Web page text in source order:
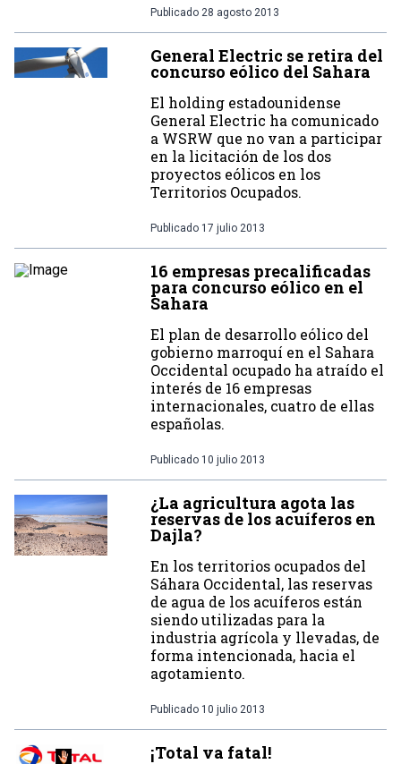
Publicado 28 agosto 2013
General Electric se retira del
concurso eólico del Sahara
El holding estadounidense
General Electric ha comunicado
a WSRW que no van a participar
en la licitación de los dos
proyectos eólicos en los
Territorios Ocupados.
Publicado 17 julio 2013
16 empresas precalificadas
para concurso eólico en el
Sahara
El plan de desarrollo eólico del
gobierno marroquí en el Sahara
Occidental ocupado ha atraído el
interés de 16 empresas
internacionales, cuatro de ellas
españolas.
Publicado 10 julio 2013
¿La agricultura agota las
reservas de los acuíferos en
Dajla?
En los territorios ocupados del
Sáhara Occidental, las reservas
de agua de los acuíferos están
siendo utilizadas para la
industria agrícola y llevadas, de
forma intencionada, hacia el
agotamiento.
Publicado 10 julio 2013
¡Total va fatal!